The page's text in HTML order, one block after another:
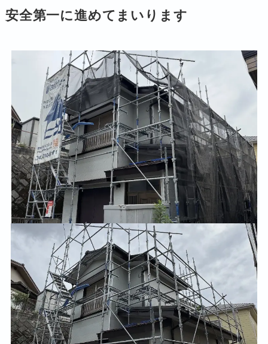
安全第一に進めてまいります